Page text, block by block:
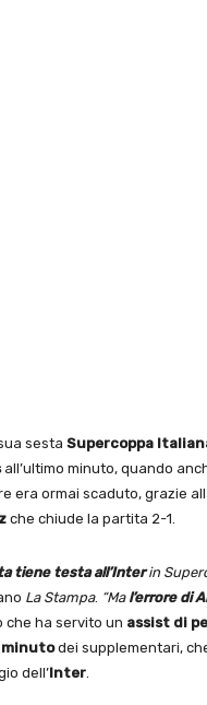
sesta Supercoppa
all’ultimo minuto, quando
era ormai scaduto, grazie
che chiude la partita 2-1.
tiene testa all’Interin
La Stampa. “Ma l’errore di
che ha servito un assist di
minutodei supplementari,
dell’Inter